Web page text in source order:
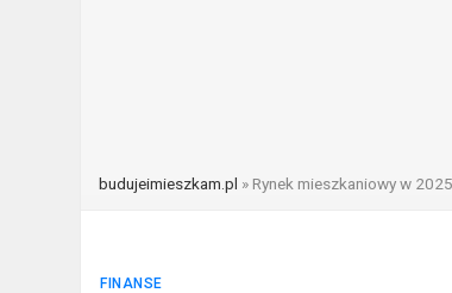
budujeimieszkam.pl » Rynek mieszkaniowy w
FINANSE